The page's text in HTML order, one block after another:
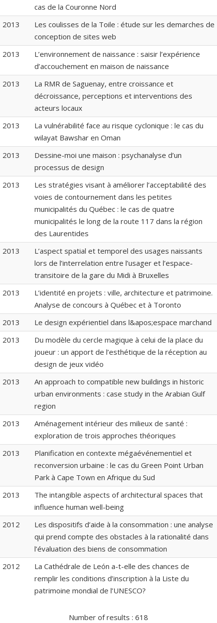
cas de la Couronne Nord
2013
Les coulisses de la Toile : étude sur les demarches de
conception de sites web
2013
L’environnement de naissance : saisir l’expérience
d’accouchement en maison de naissance
2013
La RMR de Saguenay, entre croissance et
décroissance, perceptions et interventions des
acteurs locaux
2013
La vulnérabilité face au risque cyclonique : le cas du
wilayat Bawshar en Oman
2013
Dessine-moi une maison : psychanalyse d’un
processus de design
2013
Les stratégies visant à améliorer l’acceptabilité des
voies de contournement dans les petites
municipalités du Québec : le cas de quatre
municipalités le long de la route 117 dans la région
des Laurentides
2013
L’aspect spatial et temporel des usages naissants
lors de l’interrelation entre l’usager et l’espace-
transitoire de la gare du Midi à Bruxelles
2013
L’identité en projets : ville, architecture et patrimoine.
Analyse de concours à Québec et à Toronto
2013
Le design expérientiel dans l&apos;espace marchand
2013
Du modèle du cercle magique à celui de la place du
joueur : un apport de l’esthétique de la réception au
design de jeux vidéo
2013
An approach to compatible new buildings in historic
urban environments : case study in the Arabian Gulf
region
2013
Aménagement intérieur des milieux de santé :
exploration de trois approches théoriques
2013
Planification en contexte mégaévénementiel et
reconversion urbaine : le cas du Green Point Urban
Park à Cape Town en Afrique du Sud
2013
The intangible aspects of architectural spaces that
influence human well-being
2012
Les dispositifs d’aide à la consommation : une analyse
qui prend compte des obstacles à la rationalité dans
l’évaluation des biens de consommation
2012
La Cathédrale de León a-t-elle des chances de
remplir les conditions d’inscription à la Liste du
patrimoine mondial de l’UNESCO?
Number of results : 618